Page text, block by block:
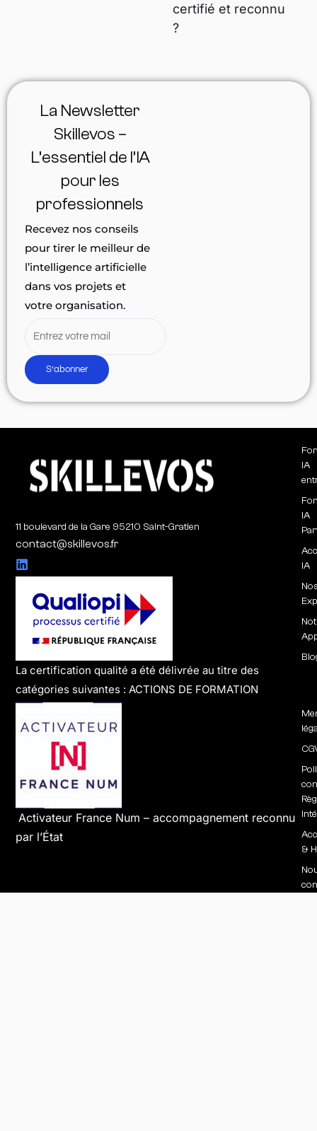
certifié et reconnu
?
La Newsletter
Skillevos –
L’essentiel de l’IA
pour les
professionnels
Recevez nos conseils
pour tirer le meilleur de
l’intelligence artificielle
dans vos projets et
votre organisation.
S’abonner
11 boulevard de la Gare 95210 Saint-Gratien
contact@skillevos.fr
La certification qualité a été délivrée au titre des
catégories suivantes : ACTIONS DE FORMATION
Activateur France Num – accompagnement reconnu
par l’État
IA
IA
IA
&